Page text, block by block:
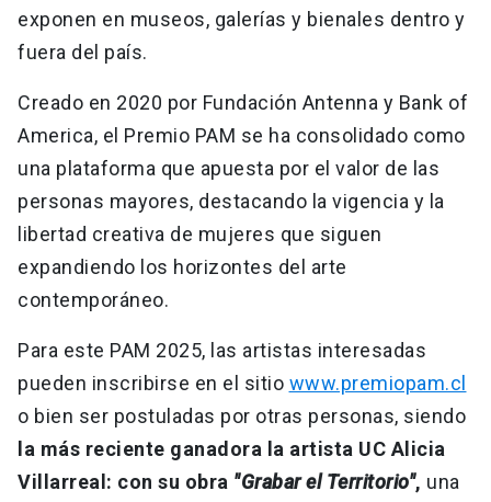
exponen en museos, galerías y bienales dentro y
fuera del país.
Creado en 2020 por Fundación Antenna y Bank of
America, el Premio PAM se ha consolidado como
una plataforma que apuesta por el valor de las
personas mayores, destacando la vigencia y la
libertad creativa de mujeres que siguen
expandiendo los horizontes del arte
contemporáneo.
Para este PAM 2025, las artistas interesadas
pueden inscribirse en el sitio www.premiopam.cl
o bien ser postuladas por otras personas, siendo
la más reciente ganadora la artista UC Alicia
Villarreal: con su obra "Grabar el Territorio", una